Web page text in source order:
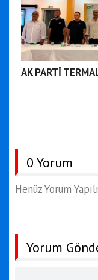
AK PARTİ
0 Yorum
Henüz Yorum
Yorum